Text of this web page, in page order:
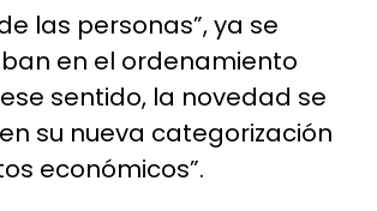
las personas”, ya se
en el ordenamiento
sentido, la novedad se
su nueva categorización
económicos”.